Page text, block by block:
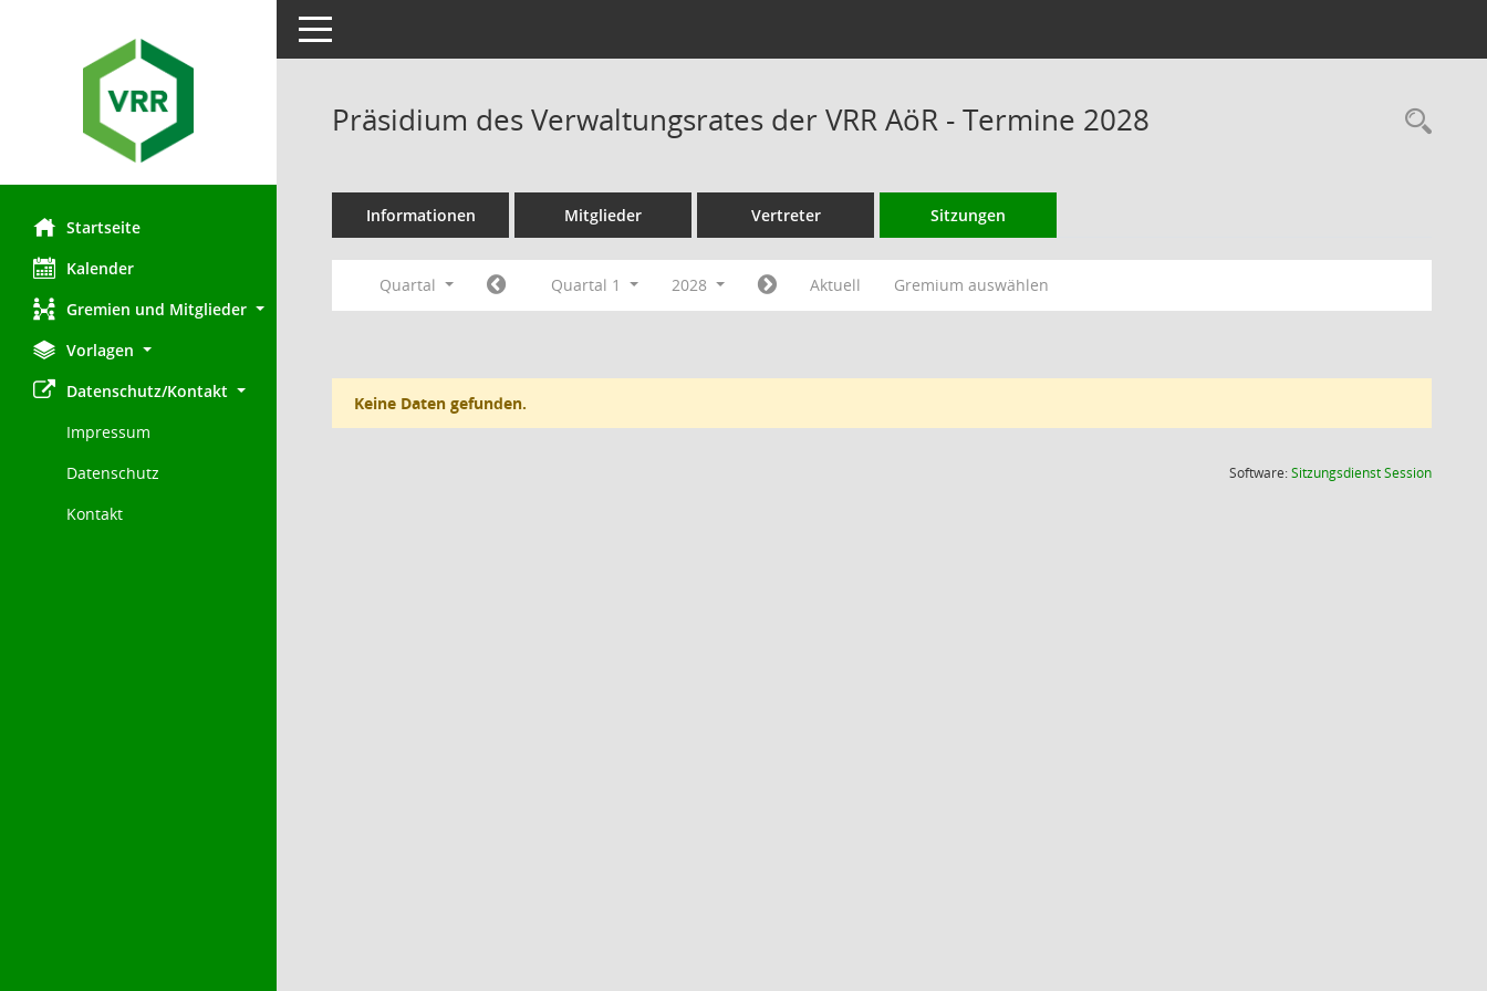
Startseite
Kalender
Gremien und Mitglieder
Vorlagen
Datenschutz/Kontakt
Impressum
Datenschutz
Kontakt
Toggle navigation
Präsidium des Verwaltungsrates der VRR AöR - Termine 2028
Informationen Mitglieder Vertreter Sitzungen
Quartal Quartal 1 2028 Aktuell Gremium auswählen
Keine Daten gefunden.
Software:SitzungsdienstSession(Wird in